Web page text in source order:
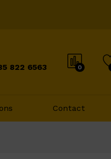
822 6563 0
Contact